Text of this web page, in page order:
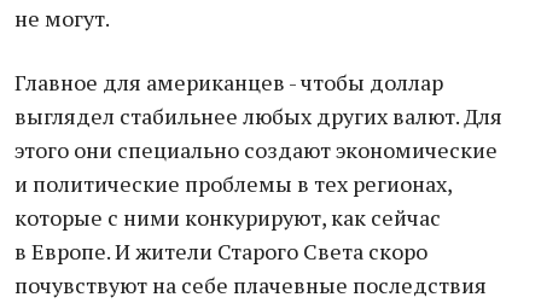
не могут.
Главное для американцев - чтобы доллар
выглядел стабильнее любых других валют. Для
этого они специально создают экономические
и политические проблемы в тех регионах,
которые с ними конкурируют, как сейчас
в Европе. И жители Старого Света скоро
почувствуют на себе плачевные последствия